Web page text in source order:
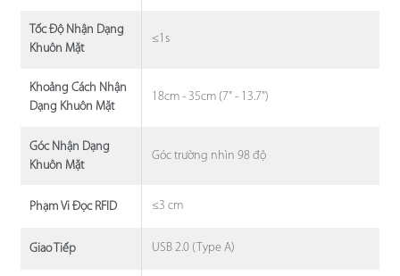
Tốc Độ Nhận Dạng
Khuôn Mặt
≤1s
Khoảng Cách Nhận
Dạng Khuôn Mặt
18cm - 35cm (7" - 13.7")
Góc Nhận Dạng
Khuôn Mặt
Góc trường nhìn 98 độ
Phạm Vi Đọc RFID ≤3 cm
Giao Tiếp USB 2.0 (Type A)